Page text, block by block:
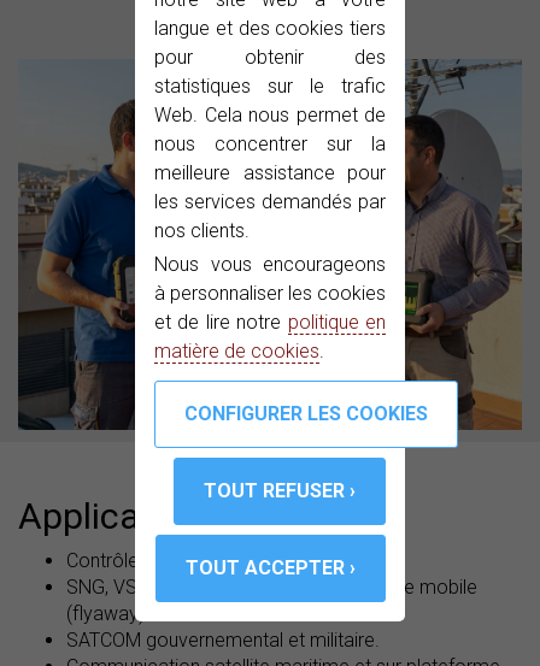
langue et des cookies tiers
pour obtenir des
statistiques sur le trafic
Web. Cela nous permet de
nous concentrer sur la
meilleure assistance pour
les services demandés par
nos clients.
Nous vous encourageons
à personnaliser les cookies
et de lire notre politique en
matière de cookies.
Applications
Contrôle permanent des téléports.
SNG, VSAT, alignement d'antenne satellite mobile
(flyaway).
SATCOM gouvernemental et militaire.